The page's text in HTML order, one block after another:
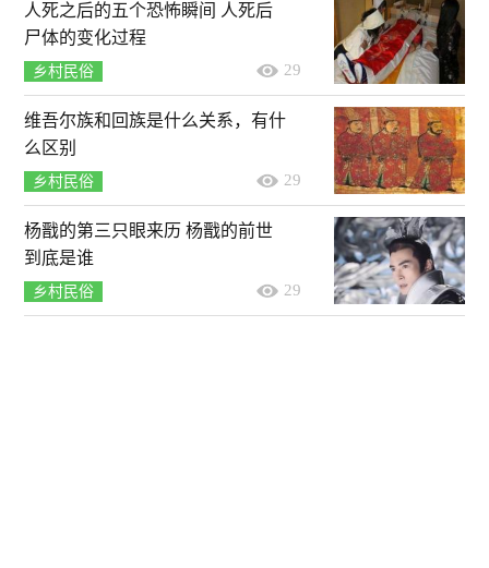
人死之后的五个恐怖瞬间 人死后
尸体的变化过程
乡村民俗 29
维吾尔族和回族是什么关系，有什
么区别
乡村民俗 29
杨戬的第三只眼来历 杨戬的前世
到底是谁
乡村民俗 29